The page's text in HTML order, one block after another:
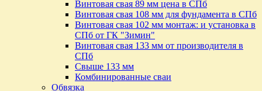
Винтовая свая 89 мм цена в СПб
Винтовая свая 108 мм для фундамента в СПб
Винтовая свая 102 мм монтаж: и установка в
СПб от ГК "Зимин"
Винтовая свая 133 мм от производителя в
СПб
Свыше 133 мм
Комбинированные сваи
Обвязка